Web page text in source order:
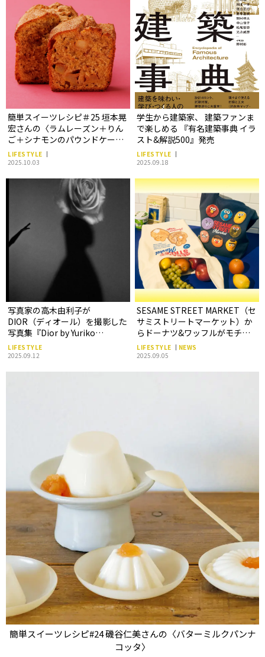
簡単スイーツレシピ＃25 垣本晃
宏さんの〈ラムレーズン＋りん
ご＋シナモンのパウンドケー
キ〉
LIFESTYLE
2025.10.03
学生から建築家、 建築ファンま
で楽しめる 『有名建築事典 イラ
スト&解説500』発売
LIFESTYLE
2025.09.18
写真家の高木由利子が
DIOR（ディオール）を撮影した
写真集『Dior by Yuriko
Takagi』
LIFESTYLE
2025.09.12
SESAME STREET MARKET（セ
サミストリートマーケット）か
らドーナツ&ワッフルがモチー
フの新作アイテムが登場
LIFESTYLE
NEWS
2025.09.05
簡単スイーツレシピ#24 磯谷仁美さんの〈バターミルクパンナ
コッタ〉